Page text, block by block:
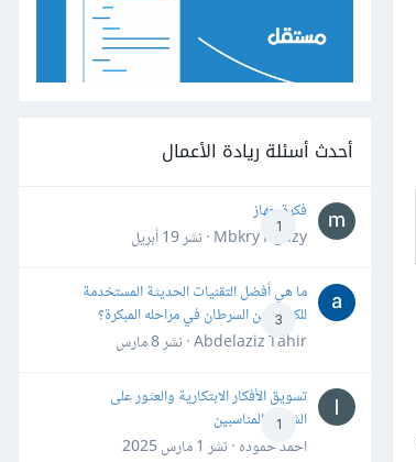
أحدث أسئلة ريادة الأعمال
1
فكرة جهاز
Mbkry Hgazy · نشر
19 أبريل
3
ما هي أفضل التقنيات الحديثة المستخدمة
للكشف عن السرطان في مراحله المبكرة؟
Abdelaziz Tahir · نشر
8 مارس
1
تسويق الأفكار الابتكارية والعثور على
الشركاء المناسبين
احمد حموده · نشر 1 مارس 2025